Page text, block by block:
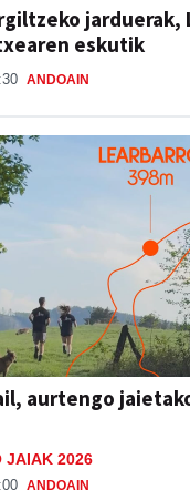
jarduerak,
eskutik
ANDOAIN
aurtengo
JAIAK 2026
ANDOAIN